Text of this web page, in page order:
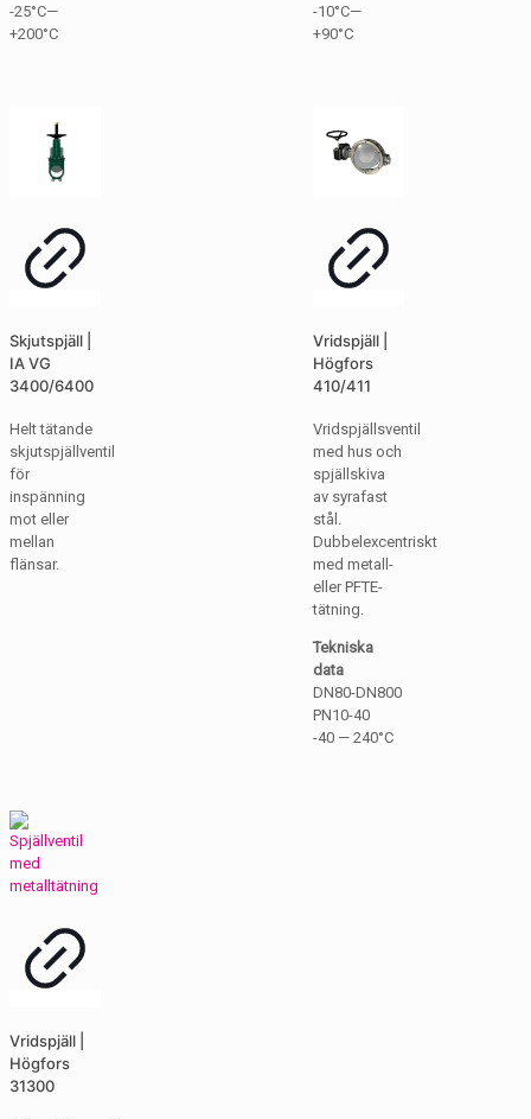
-25°C—
+200°C
-10°C—
+90°C
Skjutspjäll |
IA VG
3400/6400
Helt tätande
skjutspjällventil
för
inspänning
mot eller
mellan
flänsar.
Vridspjäll |
Högfors
410/411
Vridspjällsventil
med hus och
spjällskiva
av syrafast
stål.
Dubbelexcentriskt
med metall-
eller PFTE-
tätning.
Tekniska
data
DN80-DN800
PN10-40
-40 — 240°C
Vridspjäll |
Högfors
31300